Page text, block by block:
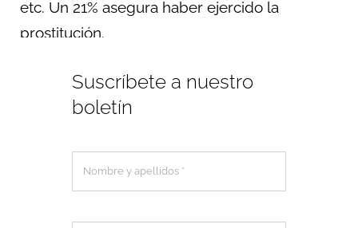
etc. Un 21% asegura haber ejercido la
prostitución.
Suscríbete a nuestro
boletín